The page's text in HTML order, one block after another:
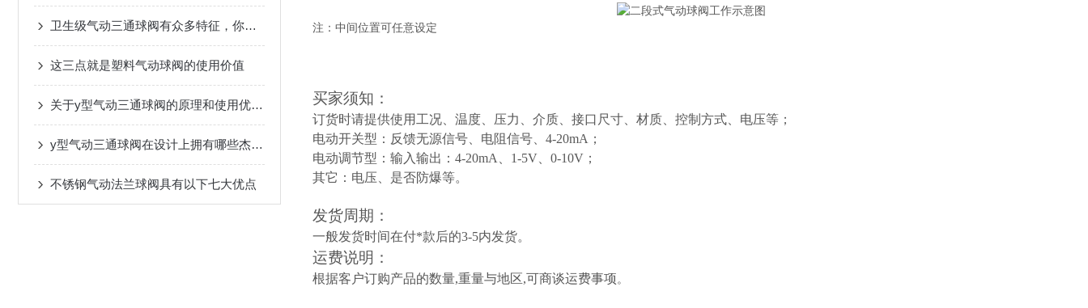
卫生级气动三通球阀有众多特征，你是否都知道？
这三点就是塑料气动球阀的使用价值
关于y型气动三通球阀的原理和使用优点，下面有详细说明
y型气动三通球阀在设计上拥有哪些杰出的特点？
不锈钢气动法兰球阀具有以下七大优点
注：中间位置可任意设定
买家须知：
订货时请提供使用工况、温度、压力、介质、接口尺寸、材质、控制方式、电压等；
电动开关型：反馈无源信号、电阻信号、4-20mA；
电动调节型：输入输出：4-20mA、1-5V、0-10V；
其它：电压、是否防爆等。
发货周期：
一般发货时间在付*款后的3-5内发货。
运费说明：
根据客户订购产品的数量,重量与地区,可商谈运费事项。